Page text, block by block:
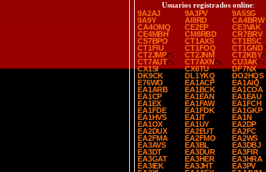
Usuarios registrados online:
9A2AJ
9A3PV
9A5SG
9A9Y
AI8RD
CA4BRW
CA4OMQ
CE2EP
CE3VAK
CE4MBH
CM8RBD
CR7BRV
CS7BPO
CT1AXS
CT1BSC
CT1FIU
CT1FOQ
CT1GND
CT2JMP
CT2JNM
CT2KBY
CT7AUT
CT7AXN
CU3AK
CX1SI
CX6TU
DF7NX
DK9CK
DL1YKQ
DO2HQS
E76WO
EA1ACP
EA1AIQ
EA1ARB
EA1BCK
EA1COA
EA1CP
EA1EAN
EA1EAU
EA1EX
EA1FAW
EA1FCH
EA1FDE
EA1FDK
EA1GKP
EA1HVS
EA1IT
EA1N
EA1OX
EA1UY
EA2DP
EA2DUX
EA2EUT
EA2FC
EA2FMA
EA2FMO
EA2WS
EA3AVS
EA3BL
EA3DBJ
EA3DT
EA3DUR
EA3FIR
EA3GAT
EA3HER
EA3HRA
EA3IEK
EA3JHT
EA3PV